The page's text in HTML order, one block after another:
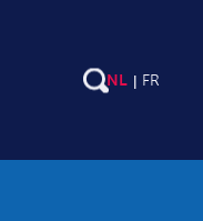
NL FR